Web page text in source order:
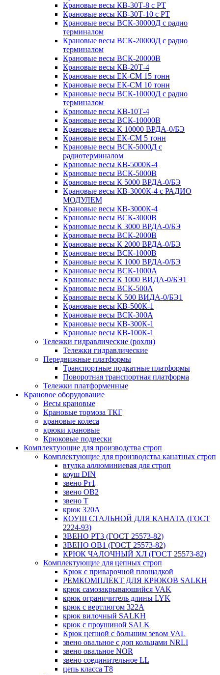
Крановые весы КВ-30Т-8 с РТ
Крановые весы КВ-30Т-10 с РТ
Крановые весы ВСК-30000Д с радио
терминалом
Крановые весы ВСК-20000Д с радио
терминалом
Крановые весы ВСК-20000В
Крановые весы КВ-20Т-4
Крановые весы ЕК-СМ 15 тонн
Крановые весы ЕК-СМ 10 тонн
Крановые весы ВСК-10000Д с радио
терминалом
Крановые весы КВ-10Т-4
Крановые весы ВСК-10000В
Крановые весы К 10000 ВРДА-0/БЭ
Крановые весы ЕК-СМ 5 тонн
Крановые весы ВСК-5000Д с
радиотерминалом
Крановые весы КВ-5000К-4
Крановые весы ВСК-5000В
Крановые весы К 5000 ВРДА-0/БЭ
Крановые весы КВ-3000К-4 с РАДИО
МОДУЛЕМ
Крановые весы КВ-3000К-4
Крановые весы ВСК-3000В
Крановые весы К 3000 ВРДА-0/БЭ
Крановые весы ВСК-2000В
Крановые весы К 2000 ВРДА-0/БЭ
Крановые весы ВСК-1000В
Крановые весы К 1000 ВРДА-0/БЭ
Крановые весы ВСК-1000А
Крановые весы К 1000 ВИДА-0/БЭ1
Крановые весы ВСК-500А
Крановые весы К 500 ВИДА-0/БЭ1
Крановые весы КВ-500К-1
Крановые весы ВСК-300А
Крановые весы КВ-300К-1
Крановые весы КВ-100К-1
Тележки гидравлические (рохли)
Тележки гидравлические
Передвижные платформы
Транспортные подкатные платформы
Поворотная транспортная платформа
Тележки платформенные
Крановое оборудование
Весы крановые
Крановые тормоза ТКГ
крановые колеса
крюки крановые
Крюковые подвески
Комплектующие для производства строп
Комплектующие для производства канатных строп
втулка аллюминиевая для строп
коуш DIN
звено Рт1
звено ОВ2
звено Т
крюк 320А
КОУШ СТАЛЬНОЙ ДЛЯ КАНАТА (ГОСТ
2224-93)
ЗВЕНО РТ3 (ГОСТ 25573-82)
ЗВЕНО ОВ1 (ГОСТ 25573-82)
КРЮК ЧАЛОЧНЫЙ ХЛ (ГОСТ 25573-82)
Комплектующие для цепных строп
Крюк с приварочной площадкой
РЕМКОМПЛЕКТ ДЛЯ КРЮКОВ SALKH
крюк самозакрываюшийся VAK
крюк ограничитель длины LYK
крюк с вертлюгом 322A
крюк вилочный SALKH
крюк с проушиной SALK
Крюк цепной с большим зевом VAL
звено овальное с доп кольцами NRLI
звено овальное NOR
звено соединительное LL
цепь класса Т8